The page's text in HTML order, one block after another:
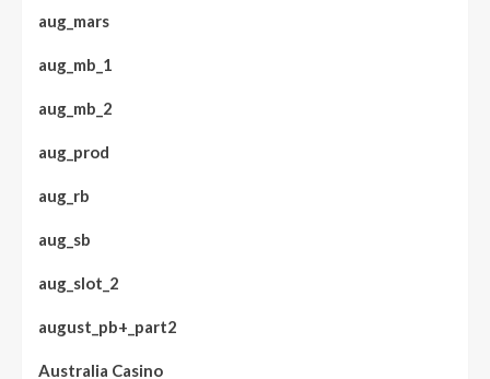
aug_mars
aug_mb_1
aug_mb_2
aug_prod
aug_rb
aug_sb
aug_slot_2
august_pb+_part2
Australia Casino